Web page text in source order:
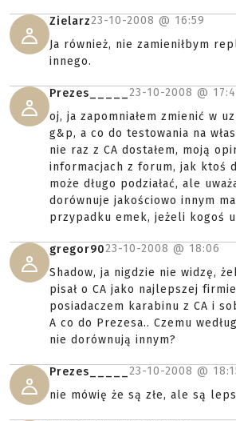
Zielarz23-10-2008 @ 16:59
Ja również, nie zamieniłbym
innego.
Prezes_____ 23-10-2008 @
oj, ja zapomniałem zmienić w
g&p, a co do testowania na
nie raz z CA dostałem, moją
informacjach z forum, jak ktoś
może długo podziałać, ale
dorównuje jakościowo innym
przypadku emek, jeżeli kogoś
gregor9023-10-2008 @ 18:06
Shadow, ja nigdzie nie widzę,
pisał o CA jako najlepszej
posiadaczem karabinu z CA i
A co do Prezesa.. Czemu
nie dorównują innym?
Prezes_____ 23-10-2008 @
nie mówię że są złe, ale są